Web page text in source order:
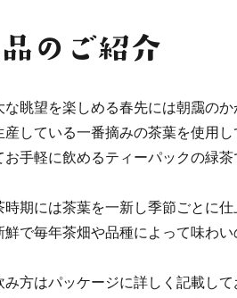
眺望を楽しめる春先には朝靄のか
産している一番摘みの茶葉を使用
手軽に飲めるティーパックの緑茶
時期には茶葉を一新し季節ごとに
で毎年茶畑や品種によって味わい
み方はパッケージに詳しく記載し